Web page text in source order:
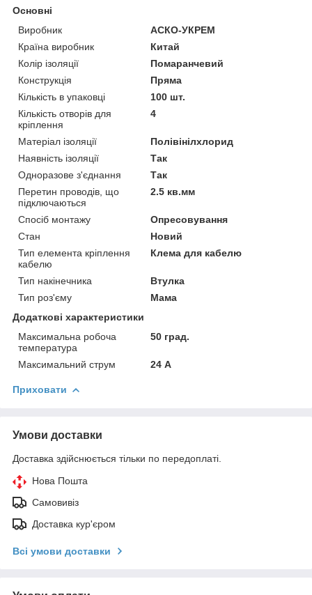
Основні
Виробник
АСКО-УКРЕМ
Країна виробник
Китай
Колір ізоляції
Помаранчевий
Конструкція
Пряма
Кількість в упаковці
100 шт.
Кількість отворів для
кріплення
4
Матеріал ізоляції
Полівінілхлорид
Наявність ізоляції
Так
Одноразове з'єднання
Так
Перетин проводів, що
підключаються
2.5 кв.мм
Спосіб монтажу
Опресовування
Стан
Новий
Тип елемента кріплення
кабелю
Клема для кабелю
Тип накінечника
Втулка
Тип роз'єму
Мама
Додаткові характеристики
Максимальна робоча
температура
50 град.
Максимальний струм 24 А
Приховати
Умови доставки
Доставка здійснюється тільки по передоплаті.
Нова Пошта
Самовивіз
Доставка кур'єром
Всі умови доставки